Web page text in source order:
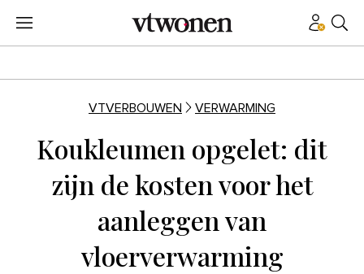
VTVERBOUWEN VERWARMING
Koukleumen opgelet: dit
zijn de kosten voor het
aanleggen van
vloerverwarming